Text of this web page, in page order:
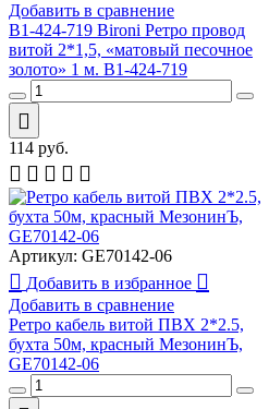
Добавить в сравнение
В1-424-719 Bironi Ретро провод
витой 2*1,5, «матовый песочное
золото» 1 м. B1-424-719
114 руб.
Артикул: GE70142-06
Добавить в избранное
Добавить в сравнение
Ретро кабель витой ПВХ 2*2.5,
бухта 50м, красный МезонинЪ,
GE70142-06